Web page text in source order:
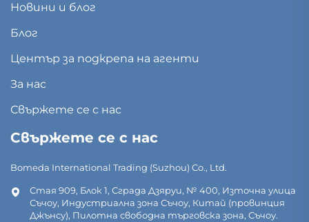
Новини и блог
Блог
Център за подкрепа на агенти
За нас
Свържете се с нас
Свържете се с нас
Bomeda International Trading (Suzhou) Co., Ltd.
Стая 909, Блок 1, Сграда Дзяруи, № 400, Източна улица
Съчоу, Индустриална зона Съчоу, Китай (провинция
Джънсу), Пилотна свободна търговска зона, Съчоу.